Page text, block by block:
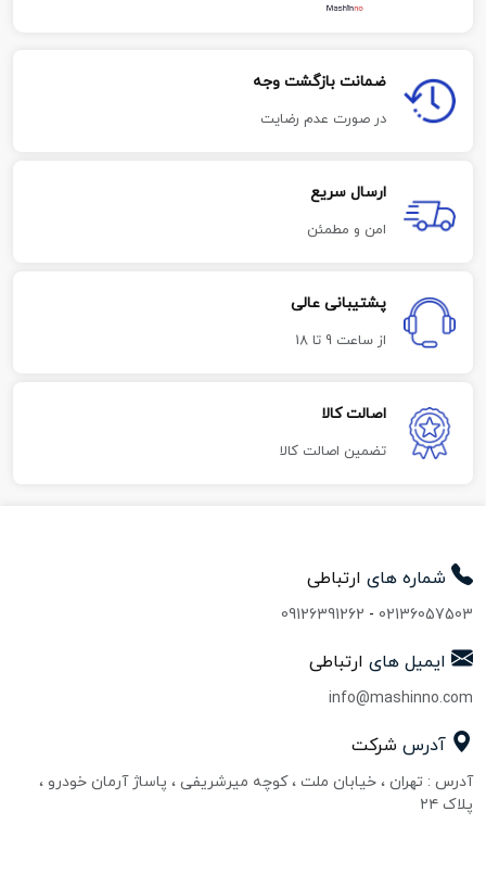
ضمانت بازگشت وجه
در صورت عدم رضایت
ارسال سریع
امن و مطمئن
پشتیبانی عالی
از ساعت 9 تا 18
اصالت کالا
تضمین اصالت کالا
شماره های ارتباطی
02136057503
-
09126391262
ایمیل های ارتباطی
info@mashinno.com
آدرس شرکت
آدرس : تهران ، خیابان ملت ، کوچه میرشریفی ، پاساژ آرمان خودرو ،
پلاک ۲۴